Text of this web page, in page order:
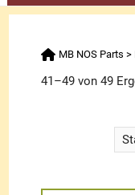
MB NOS Parts >
41–49 von 49